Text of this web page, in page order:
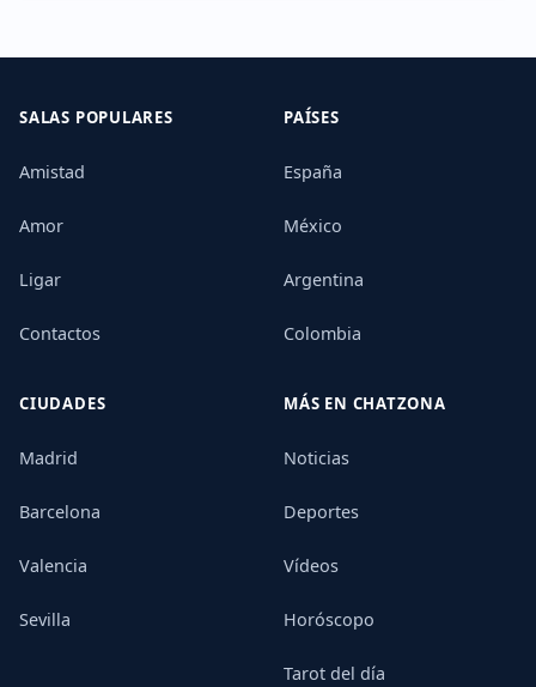
SALAS POPULARES
Amistad
Amor
Ligar
Contactos
PAÍSES
España
México
Argentina
Colombia
CIUDADES
Madrid
Barcelona
Valencia
Sevilla
MÁS EN CHATZONA
Noticias
Deportes
Vídeos
Horóscopo
Tarot del día